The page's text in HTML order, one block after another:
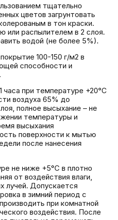
тщательно
цветов загрунтовать
в тон краски.
или распылителем в 2 слоя.
водой (не более 5%).
100-150 г/м2 в
способности и
часа при температуре +20°С
воздуха 65% до
полное высыхание – не
температуры и
высыхания
поверхности к мытью
после нанесения
не ниже +5°С в плотно
от воздействия влаги,
лучей. Допускается
в зимний период с
при комнатной
воздействия. После